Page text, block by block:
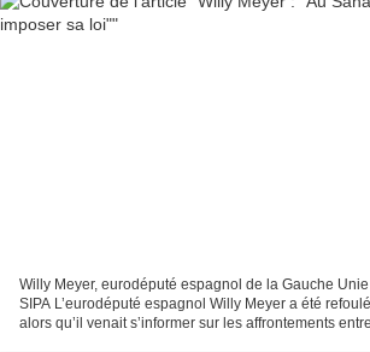
Willy Meyer, eurodéputé espagnol de la Gauche
SIPA L’eurodéputé espagnol Willy Meyer a été
alors qu’il venait s’informer sur les affrontements